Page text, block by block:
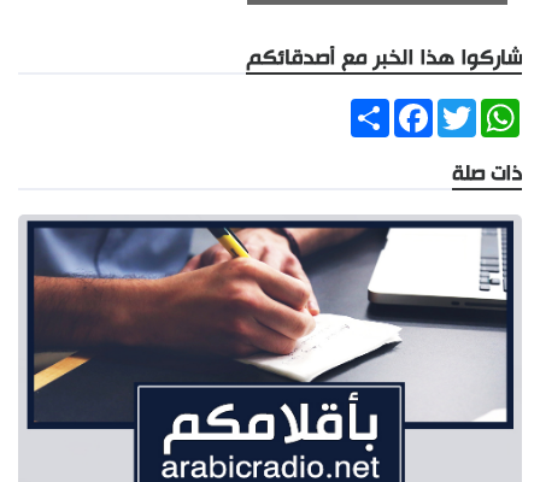
شاركوا هذا الخبر مع أصدقائكم
ShareFacebookTwitter
WhatsApp
ذات صلة